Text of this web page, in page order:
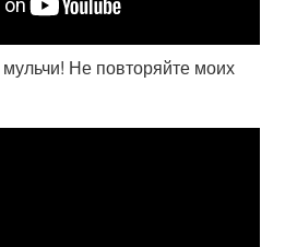
Не повторяйте моих